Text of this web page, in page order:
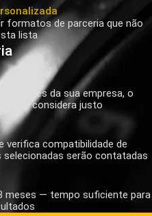
formatos de parceria que não
lista
da sua empresa, o
que considera justo
verifica compatibilidade de
serão contatadas
meses — tempo suficiente para